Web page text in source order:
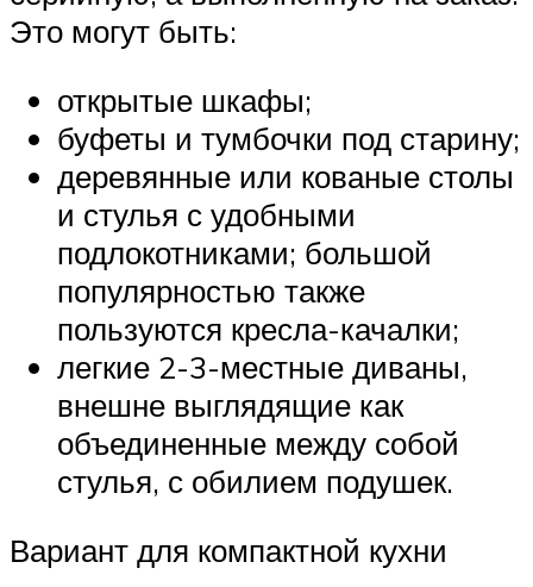
Это могут быть:
открытые шкафы;
буфеты и тумбочки под старину;
деревянные или кованые столы
и стулья с удобными
подлокотниками; большой
популярностью также
пользуются кресла-качалки;
легкие 2-3-местные диваны,
внешне выглядящие как
объединенные между собой
стулья, с обилием подушек.
Вариант для компактной кухни